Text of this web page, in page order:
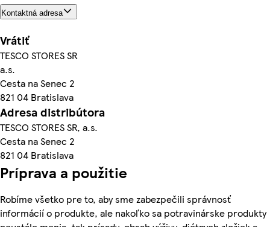
Kontaktná adresa
Vrátiť
TESCO STORES SR
a.s.
Cesta na Senec 2
821 04 Bratislava
Adresa distribútora
TESCO STORES SR, a.s.
Cesta na Senec 2
821 04 Bratislava
Príprava a použitie
Robíme všetko pre to, aby sme zabezpečili správnosť
informácií o produkte, ale nakoľko sa potravinárske produkty